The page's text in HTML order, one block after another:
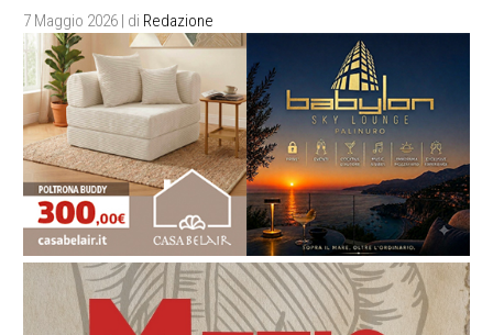
7 Maggio 2026 | di Redazione